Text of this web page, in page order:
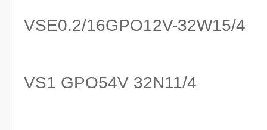
VSE0.2/16GPO12V-32W15/4
VS1 GPO54V 32N11/4